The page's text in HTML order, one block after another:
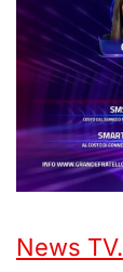
News TV.